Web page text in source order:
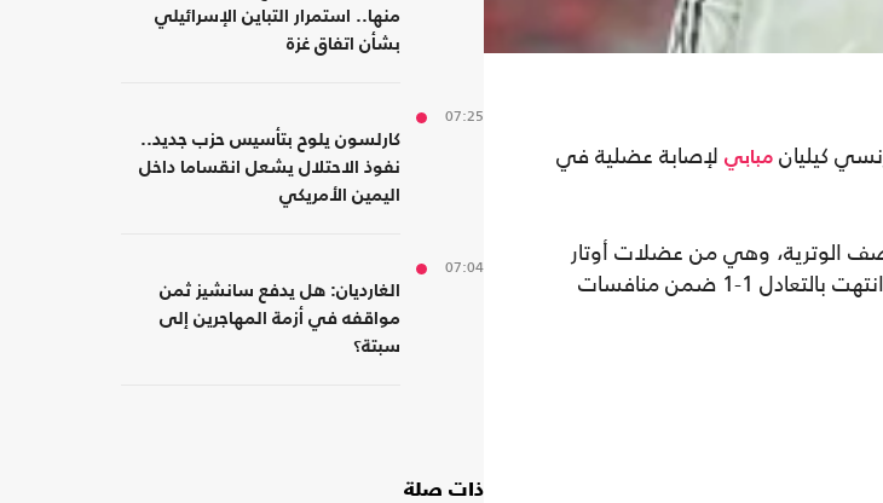
كيليان مبابي لإصابة عضلية في
الوترية، وهي من عضلات أوتار
الركبة، تعرض لها خلال الدقائق الأخيرة من مواجهة ريال بيتيس التي انتهت بالتعادل 1-1 ضمن منافسات
منها.. استمرار التباين الإسرائيلي
بشأن اتفاق غزة
07:25
كارلسون يلوح بتأسيس حزب جديد..
نفوذ الاحتلال يشعل انقساما داخل
اليمين الأمريكي
07:04
الغارديان: هل يدفع سانشيز ثمن
مواقفه في أزمة المهاجرين إلى
سبتة؟
ذات صلة